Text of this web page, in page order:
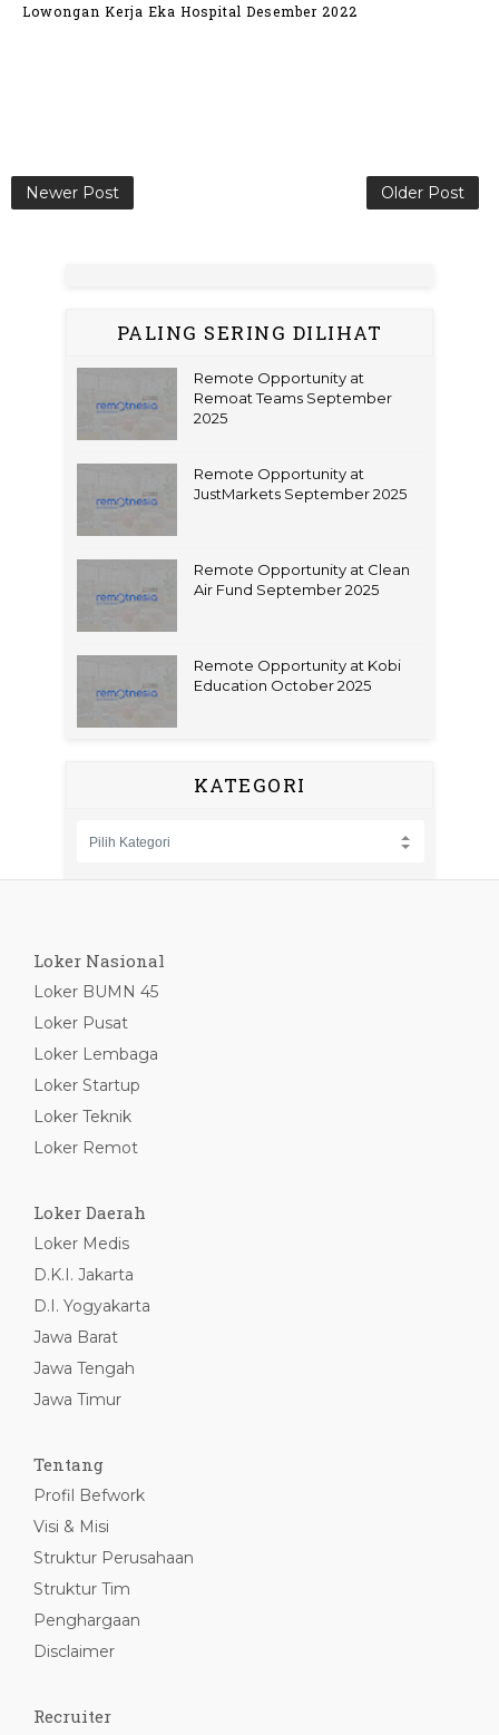
Lowongan Kerja Eka Hospital Desember 2022
Newer Post Older Post
PALING SERING DILIHAT
Remote Opportunity at
Remoat Teams September
2025
Remote Opportunity at
JustMarkets September 2025
Remote Opportunity at Clean
Air Fund September 2025
Remote Opportunity at Kobi
Education October 2025
KATEGORI
Loker Nasional
Loker BUMN 45
Loker Pusat
Loker Lembaga
Loker Startup
Loker Teknik
Loker Remot
Loker Daerah
Loker Medis
D.K.I. Jakarta
D.I. Yogyakarta
Jawa Barat
Jawa Tengah
Jawa Timur
Tentang
Profil Befwork
Visi & Misi
Struktur Perusahaan
Struktur Tim
Penghargaan
Disclaimer
Recruiter